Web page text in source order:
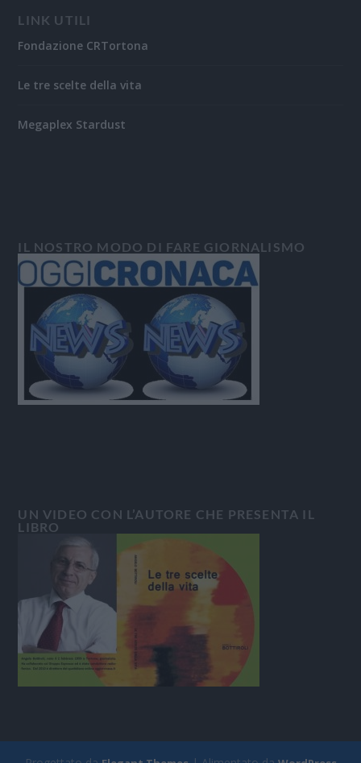
LINK UTILI
Fondazione CRTortona
Le tre scelte della vita
Megaplex Stardust
IL NOSTRO MODO DI FARE GIORNALISMO
UN VIDEO CON L’AUTORE CHE PRESENTA IL
LIBRO